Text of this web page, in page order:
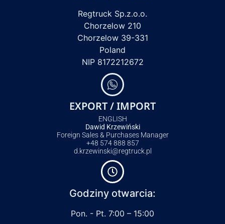
Regtruck Sp.z.o.o.
Chorzelow 210
Chorzelow 39-331
Poland
NIP 8172212672
EXPORT / IMPORT
ENGLISH
Dawid Krzewiński
Foreign Sales & Purchases Manager
+48 574 888 857
d.krzewinski@regtruck.pl
Godziny otwarcia:
Pon. - Pt. 7:00 – 15:00